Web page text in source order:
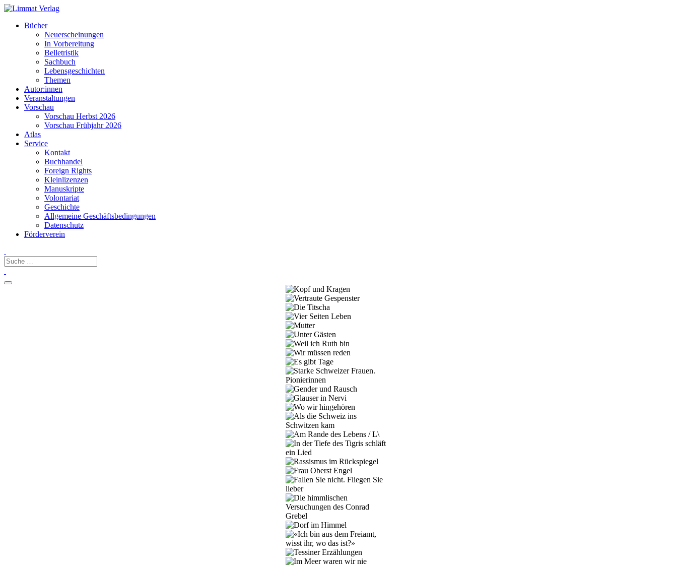
Bücher
Neuerscheinungen
In Vorbereitung
Belletristik
Sachbuch
Lebensgeschichten
Themen
Autor:innen
Veranstaltungen
Vorschau
Vorschau Herbst 2026
Vorschau Frühjahr 2026
Atlas
Service
Kontakt
Buchhandel
Foreign Rights
Kleinlizenzen
Manuskripte
Volontariat
Geschichte
Allgemeine Geschäftsbedingungen
Datenschutz
Förderverein